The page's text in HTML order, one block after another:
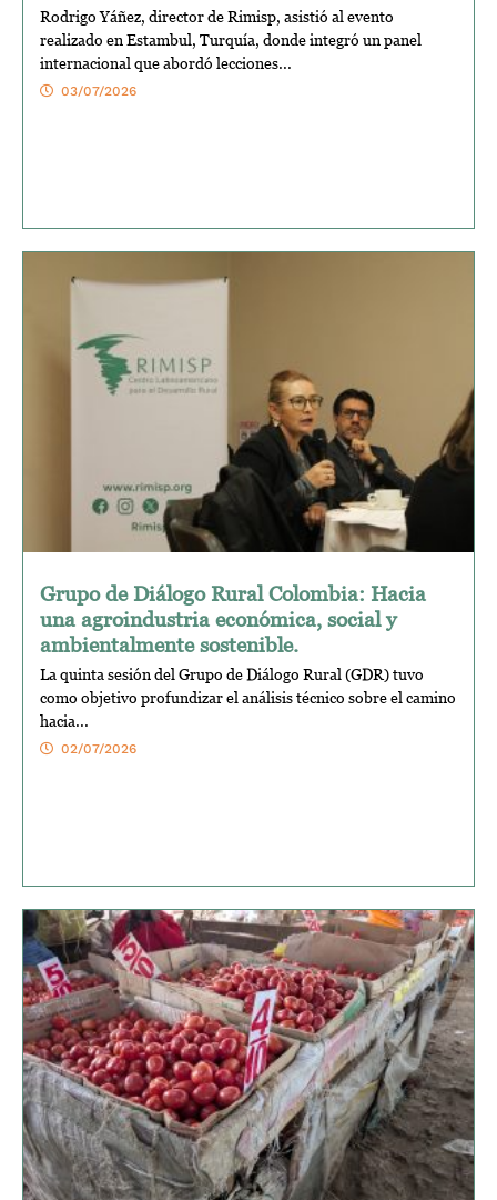
Rodrigo Yáñez, director de Rimisp, asistió al evento
realizado en Estambul, Turquía, donde integró un panel
internacional que abordó lecciones...
03/07/2026
Grupo de Diálogo Rural Colombia: Hacia
una agroindustria económica, social y
ambientalmente sostenible.
La quinta sesión del Grupo de Diálogo Rural (GDR) tuvo
como objetivo profundizar el análisis técnico sobre el camino
hacia...
02/07/2026